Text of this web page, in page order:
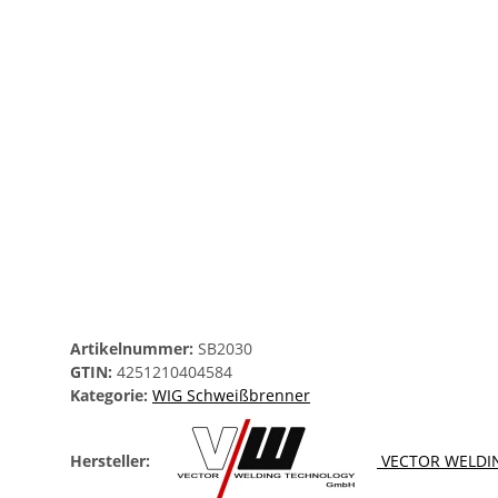
Artikelnummer: SB2030
GTIN: 4251210404584
Kategorie: WIG Schweißbrenner
Hersteller: VECTOR